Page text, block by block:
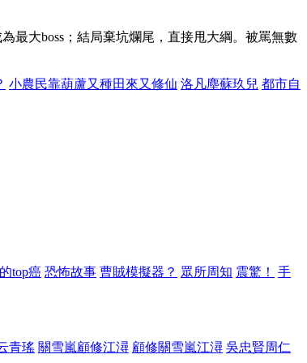
最大boss；結局棄坑爛尾，直接甩大綱。被罵無數
小農民靠葫蘆又種田來又修仙 洛凡塵蘇玖兒 都市自
top癌 恐怖故事 曹賊模擬器？ 眾所周知 震驚！
手
青瑤 關雪嵐顧修江潯 顧修關雪嵐江潯 吳忠賢周仁